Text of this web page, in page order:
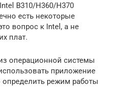
B310/H360/H370
есть некоторые
вопрос к Intel, а не
плат.
операционной системы
приложение
режим работы